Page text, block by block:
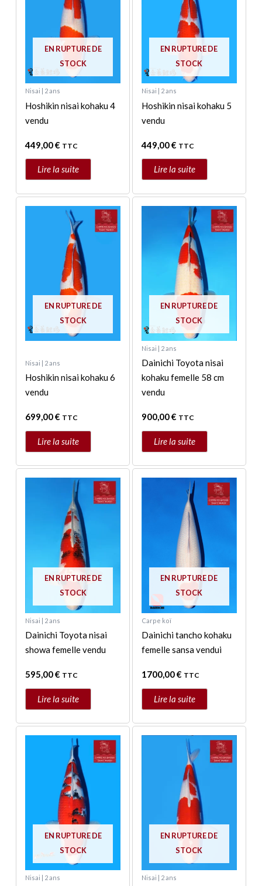
EN RUPTURE DE
STOCK
Nisai | 2 ans
Hoshikin nisai kohaku 4
vendu
449,00€ TTC
Lire la suite
EN RUPTURE DE
STOCK
Nisai | 2 ans
Hoshikin nisai kohaku 5
vendu
449,00€ TTC
Lire la suite
EN RUPTURE DE
STOCK
Nisai | 2 ans
Hoshikin nisai kohaku 6
vendu
699,00€ TTC
Lire la suite
EN RUPTURE DE
STOCK
Nisai | 2 ans
Dainichi Toyota nisai
kohaku femelle 58 cm
vendu
900,00€ TTC
Lire la suite
EN RUPTURE DE
STOCK
Nisai | 2 ans
Dainichi Toyota nisai
showa femelle vendu
595,00€ TTC
Lire la suite
EN RUPTURE DE
STOCK
Carpe koï
Dainichi tancho kohaku
femelle sansa vendui
1700,00€ TTC
Lire la suite
EN RUPTURE DE
STOCK
Nisai | 2 ans
EN RUPTURE DE
STOCK
Nisai | 2 ans